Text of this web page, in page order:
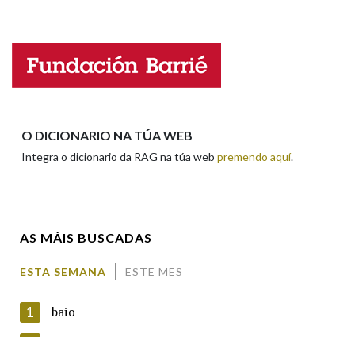
Nome
O DICIONARIO NA TÚA WEB
Integra o dicionario da RAG na túa web premendo aquí.
AS MÁIS BUSCADAS
ESTA SEMANA ESTE MES
1 baio